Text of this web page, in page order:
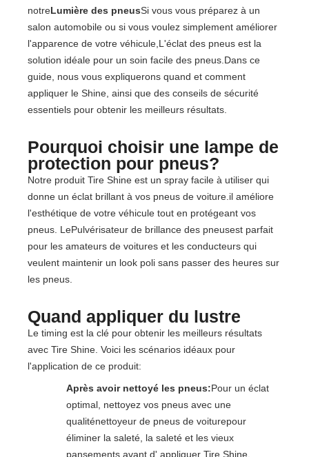
notreLumière des pneusSi vous vous préparez à un
salon automobile ou si vous voulez simplement améliorer
l'apparence de votre véhicule,L'éclat des pneus est la
solution idéale pour un soin facile des pneus.Dans ce
guide, nous vous expliquerons quand et comment
appliquer le Shine, ainsi que des conseils de sécurité
essentiels pour obtenir les meilleurs résultats.
Pourquoi choisir une lampe de
protection pour pneus?
Notre produit Tire Shine est un spray facile à utiliser qui
donne un éclat brillant à vos pneus de voiture.il améliore
l'esthétique de votre véhicule tout en protégeant vos
pneus. LePulvérisateur de brillance des pneusest parfait
pour les amateurs de voitures et les conducteurs qui
veulent maintenir un look poli sans passer des heures sur
les pneus.
Quand appliquer du lustre
Le timing est la clé pour obtenir les meilleurs résultats
avec Tire Shine. Voici les scénarios idéaux pour
l'application de ce produit:
Après avoir nettoyé les pneus:Pour un éclat
optimal, nettoyez vos pneus avec une
qualiténettoyeur de pneus de voiturepour
éliminer la saleté, la saleté et les vieux
pansements avant d' appliquer Tire Shine.